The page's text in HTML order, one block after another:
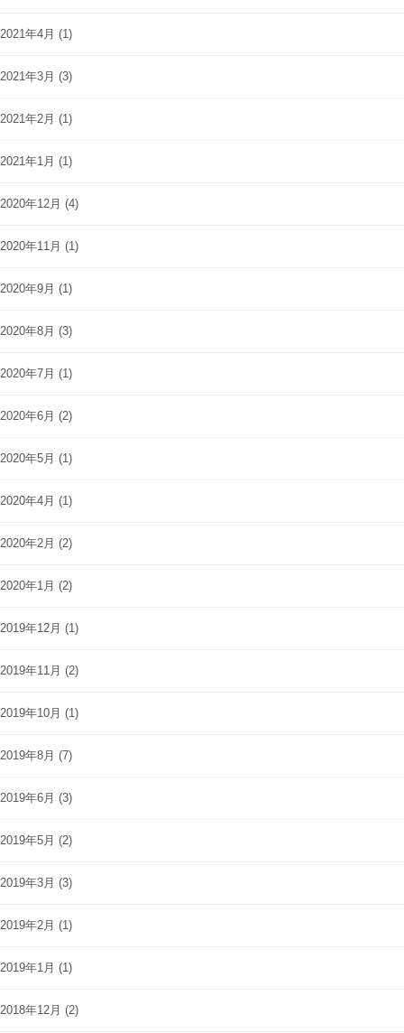
2021年4月 (1)
2021年3月 (3)
2021年2月 (1)
2021年1月 (1)
2020年12月 (4)
2020年11月 (1)
2020年9月 (1)
2020年8月 (3)
2020年7月 (1)
2020年6月 (2)
2020年5月 (1)
2020年4月 (1)
2020年2月 (2)
2020年1月 (2)
2019年12月 (1)
2019年11月 (2)
2019年10月 (1)
2019年8月 (7)
2019年6月 (3)
2019年5月 (2)
2019年3月 (3)
2019年2月 (1)
2019年1月 (1)
2018年12月 (2)